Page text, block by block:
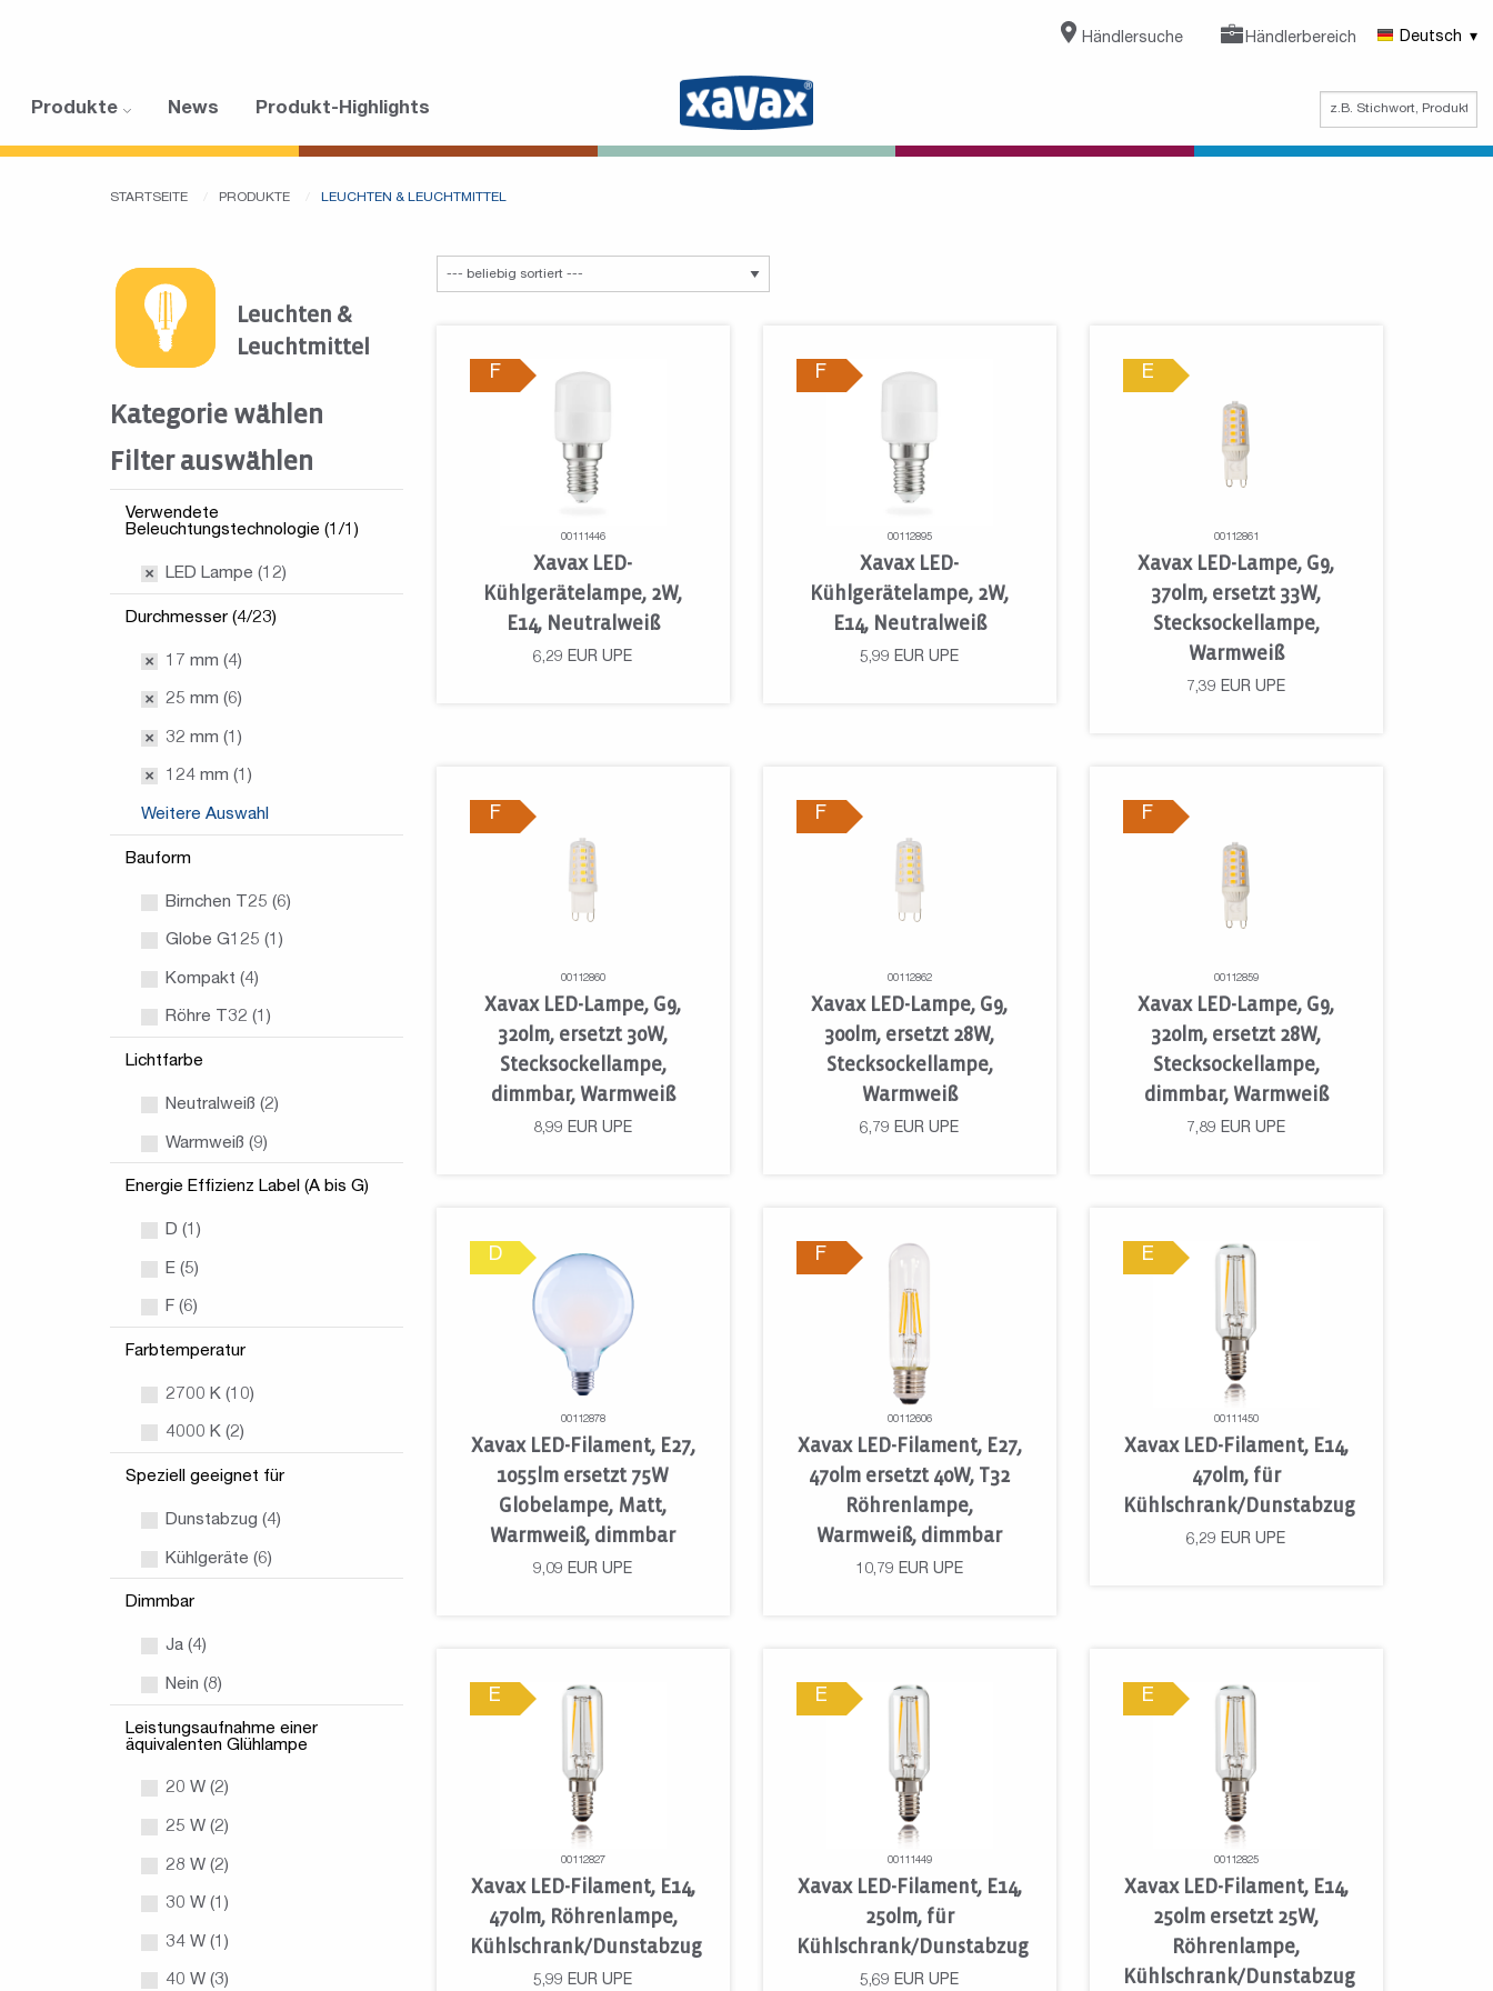
Händlersuche Händlerbereich Deutsch
Produkte News Produkt-Highlights
STARTSEITE PRODUKTE LEUCHTEN & LEUCHTMITTEL
Leuchten &
Leuchtmittel
Kategorie wählen
Filter auswählen
Verwendete
Beleuchtungstechnologie (1/1)
LED Lampe (12)
Durchmesser (4/23)
17 mm (4)
25 mm (6)
32 mm (1)
124 mm (1)
Weitere Auswahl
Bauform
Birnchen T25 (6)
Globe G125 (1)
Kompakt (4)
Röhre T32 (1)
Lichtfarbe
Neutralweiß (2)
Warmweiß (9)
Energie Effizienz Label (A bis G)
D (1)
E (5)
F (6)
Farbtemperatur
2700 K (10)
4000 K (2)
Speziell geeignet für
Dunstabzug (4)
Kühlgeräte (6)
Dimmbar
Ja (4)
Nein (8)
Leistungsaufnahme einer
äquivalenten Glühlampe
20 W (2)
25 W (2)
28 W (2)
30 W (1)
34 W (1)
40 W (3)
F
00111446
Xavax LED-
Kühlgerätelampe, 2W,
E14, Neutralweiß
6,29 EUR UPE
F
00112895
Xavax LED-
Kühlgerätelampe, 2W,
E14, Neutralweiß
5,99 EUR UPE
E
00112861
Xavax LED-Lampe, G9,
370lm, ersetzt 33W,
Stecksockellampe,
Warmweiß
7,39 EUR UPE
F
00112860
Xavax LED-Lampe, G9,
320lm, ersetzt 30W,
Stecksockellampe,
dimmbar, Warmweiß
8,99 EUR UPE
F
00112862
Xavax LED-Lampe, G9,
300lm, ersetzt 28W,
Stecksockellampe,
Warmweiß
6,79 EUR UPE
F
00112859
Xavax LED-Lampe, G9,
320lm, ersetzt 28W,
Stecksockellampe,
dimmbar, Warmweiß
7,89 EUR UPE
D
00112878
Xavax LED-Filament, E27,
1055lm ersetzt 75W
Globelampe, Matt,
Warmweiß, dimmbar
9,09 EUR UPE
F
00112606
Xavax LED-Filament, E27,
470lm ersetzt 40W, T32
Röhrenlampe,
Warmweiß, dimmbar
10,79 EUR UPE
E
00111450
Xavax LED-Filament, E14,
470lm, für
Kühlschrank/Dunstabzug
6,29 EUR UPE
E
00112827
Xavax LED-Filament, E14,
470lm, Röhrenlampe,
Kühlschrank/Dunstabzug
5,99 EUR UPE
E
00111449
Xavax LED-Filament, E14,
250lm, für
Kühlschrank/Dunstabzug
5,69 EUR UPE
E
00112825
Xavax LED-Filament, E14,
250lm ersetzt 25W,
Röhrenlampe,
Kühlschrank/Dunstabzug